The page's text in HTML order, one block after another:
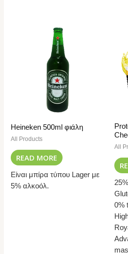
Heineken 500ml φιάλη
All Products
READ MORE
Είναι μπίρα τύπου Lager με
5% αλκοόλ.
All
0%